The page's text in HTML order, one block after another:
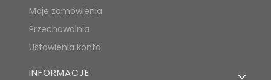
Moje zamówienia
Przechowalnia
Ustawienia konta
INFORMACJE